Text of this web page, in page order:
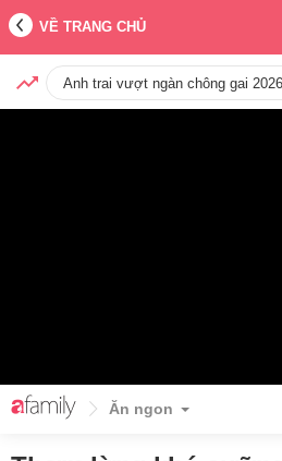
VỀ TRANG CHỦ
Anh trai vượt ngàn chông gai 2026
Ăn ngon